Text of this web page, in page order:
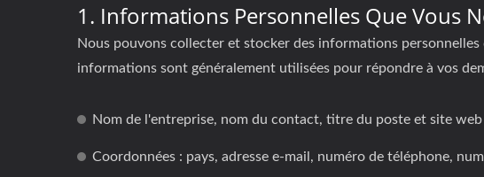
1. Informations Personnelles Que Vous
Nous pouvons collecter et stocker des informations
informations sont généralement utilisées pour répondre à vos
Nom de l'entreprise, nom du contact, titre du poste et site
Coordonnées : pays, adresse e-mail, numéro de téléphone,